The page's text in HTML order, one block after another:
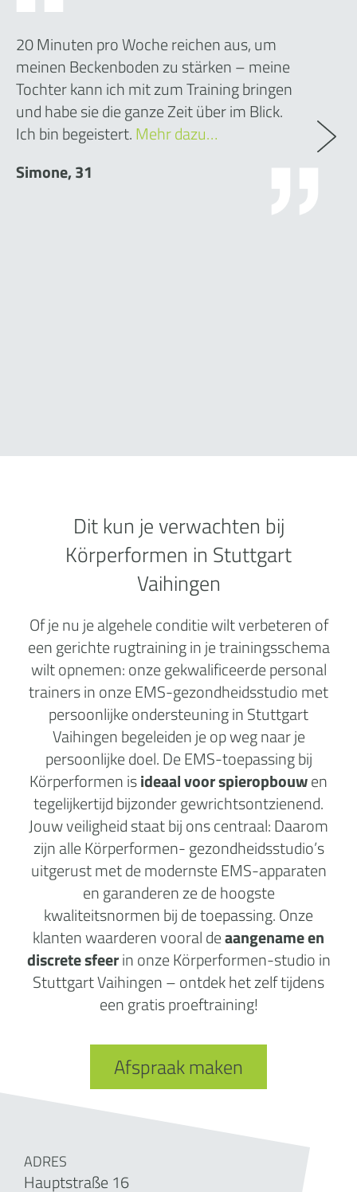
20 Minuten pro Woche reichen aus, um
meinen Beckenboden zu stärken – meine
Tochter kann ich mit zum Training bringen
und habe sie die ganze Zeit über im Blick.
Ich bin begeistert.Mehr dazu…
Simone, 31
Dit kun je verwachten bij
Körperformen in Stuttgart
Vaihingen
Of je nu je algehele conditie wilt verbeteren of
een gerichte rugtraining in je trainingsschema
wilt opnemen: onze gekwalificeerde personal
trainers in onze EMS-gezondheidsstudio met
persoonlijke ondersteuning in Stuttgart
Vaihingen begeleiden je op weg naar je
persoonlijke doel. De EMS-toepassing bij
Körperformen isideaal voor spieropbouwen
tegelijkertijd bijzonder gewrichtsontzienend.
Jouw veiligheid staat bij ons centraal: Daarom
zijn alle Körperformen- gezondheidsstudio’s
uitgerust met de modernste EMS-apparaten
en garanderen ze de hoogste
kwaliteitsnormen bij de toepassing. Onze
klanten waarderen vooral deaangename en
discrete sfeerin onze Körperformen-studio in
Stuttgart Vaihingen – ontdek het zelf tijdens
een gratis proeftraining!
Afspraak maken
ADRES
Hauptstraße 16